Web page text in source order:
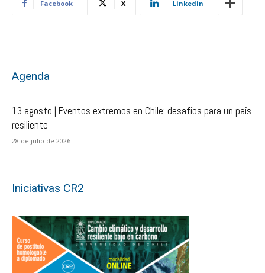
Facebook X Linkedin
Agenda
13 agosto | Eventos extremos en Chile: desafíos para un país
resiliente
28 de julio de 2026
Iniciativas CR2